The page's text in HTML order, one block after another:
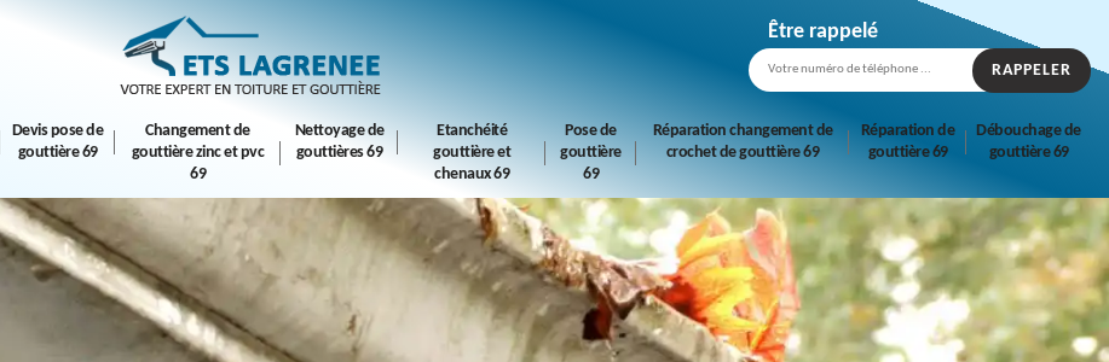
Être rappelé
Devis pose de
gouttière 69
Changement de
gouttière zinc et pvc
69
Nettoyage de
gouttières 69
Etanchéité
gouttière et
chenaux 69
Pose de
gouttière
69
Réparation changement de
crochet de gouttière 69
Réparation de
gouttière 69
Débouchage de
gouttière 69